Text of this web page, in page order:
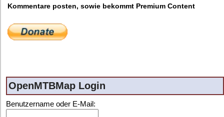
Kommentare posten, sowie bekommt Premium Content
OpenMTBMap Login
Benutzername oder E-Mail: